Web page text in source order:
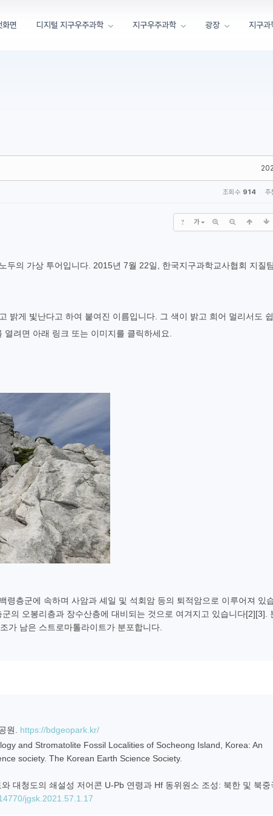
화면 디지털 지구우주과학 지구우주과학 광장 지구
조회 수 914 추
? 가
두의 가상 투어입니다. 2015년 7월 22일, 한국지구과학교사협회 지질
밝게 빛난다고 하여 붙여진 이름입니다. 그 색이 밝고 희어 멀리서도
려면 아래 링크 또는 이미지를 클릭하세요.
령층군에 속하며 사암과 셰일 및 석회암 등의 퇴적암으로 이루어져 있
의 오봉리층과 장수산층에 대비되는 것으로 여겨지고 있습니다[2][3].
가 남은 스트로마톨라이트가 분포합니다.
원. https://bdgeopark.kr/
and Stromatolite Fossil Localities of Socheong Island, Korea: An
society. The Korean Earth Science Society.
대청도의 쇄설성 저어콘 U-Pb 연령과 Hf 동위원소 조성: 북한 및 북중
jgsk.2021.57.1.17